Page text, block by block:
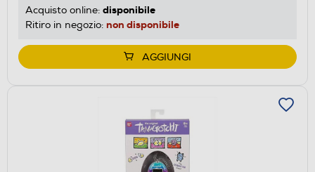
Acquisto online: disponibile
Ritiro in negozio: non disponibile
AGGIUNGI